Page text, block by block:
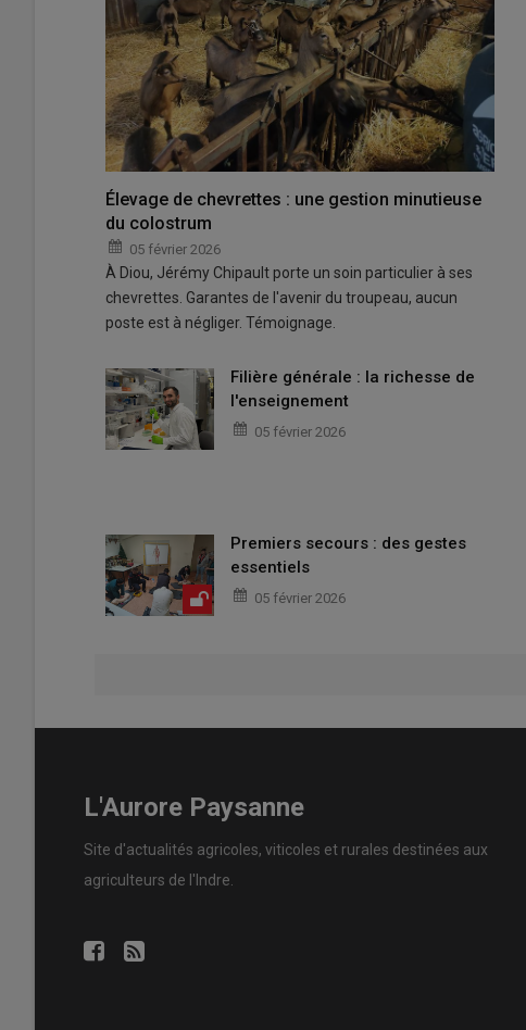
Élevage de chevrettes : une gestion minutieuse
du colostrum
05 février 2026
À Diou, Jérémy Chipault porte un soin particulier à ses
chevrettes. Garantes de l'avenir du troupeau, aucun
poste est à négliger. Témoignage.
Filière générale : la richesse de
l'enseignement
05 février 2026
Premiers secours : des gestes
essentiels
05 février 2026
L'Aurore Paysanne
Site d'actualités agricoles, viticoles et rurales destinées aux
agriculteurs de l'Indre.